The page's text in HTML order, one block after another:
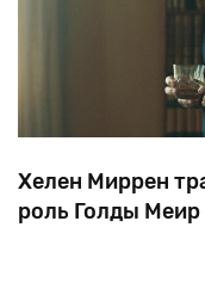
Хелен Миррен
роль Голды Меир